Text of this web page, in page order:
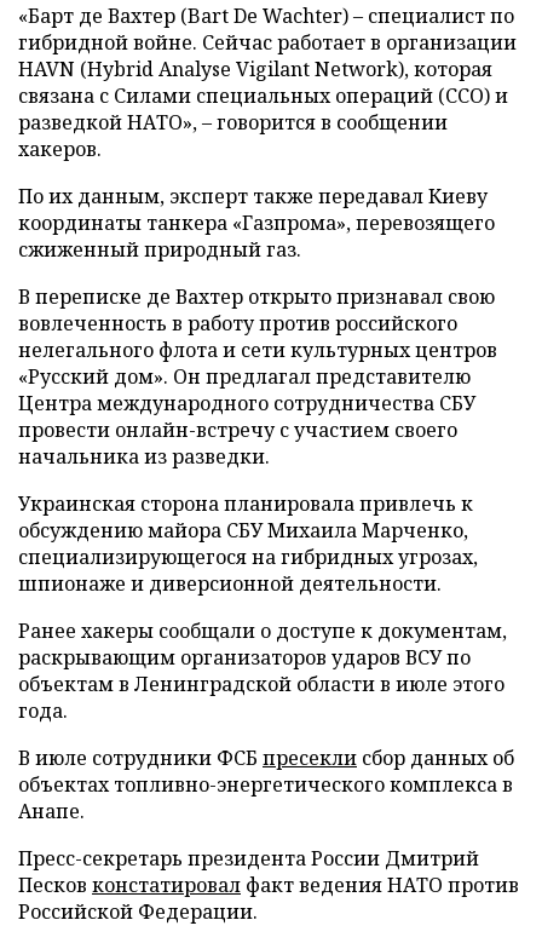
«Барт де Вахтер (Bart De Wachter) – специалист по
гибридной войне. Сейчас работает в организации
HAVN (Hybrid Analyse Vigilant Network), которая
связана с Силами специальных операций (ССО) и
разведкой НАТО», – говорится в сообщении
хакеров.
По их данным, эксперт также передавал Киеву
координаты танкера «Газпрома», перевозящего
сжиженный природный газ.
В переписке де Вахтер открыто признавал свою
вовлеченность в работу против российского
нелегального флота и сети культурных центров
«Русский дом». Он предлагал представителю
Центра международного сотрудничества СБУ
провести онлайн-встречу с участием своего
начальника из разведки.
Украинская сторона планировала привлечь к
обсуждению майора СБУ Михаила Марченко,
специализирующегося на гибридных угрозах,
шпионаже и диверсионной деятельности.
Ранее хакеры сообщали о доступе к документам,
раскрывающим организаторов ударов ВСУ по
объектам в Ленинградской области в июле этого
года.
В июле сотрудники ФСБ пресекли сбор данных об
объектах топливно-энергетического комплекса в
Анапе.
Пресс-секретарь президента России Дмитрий
Песков констатировал факт ведения НАТО против
Российской Федерации.